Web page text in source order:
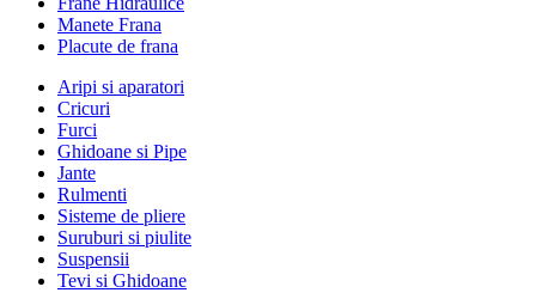
Manete Frana
Placute de frana
Aripi si aparatori
Cricuri
Furci
Ghidoane si Pipe
Jante
Rulmenti
Sisteme de pliere
Suruburi si piulite
Suspensii
Tevi si Ghidoane